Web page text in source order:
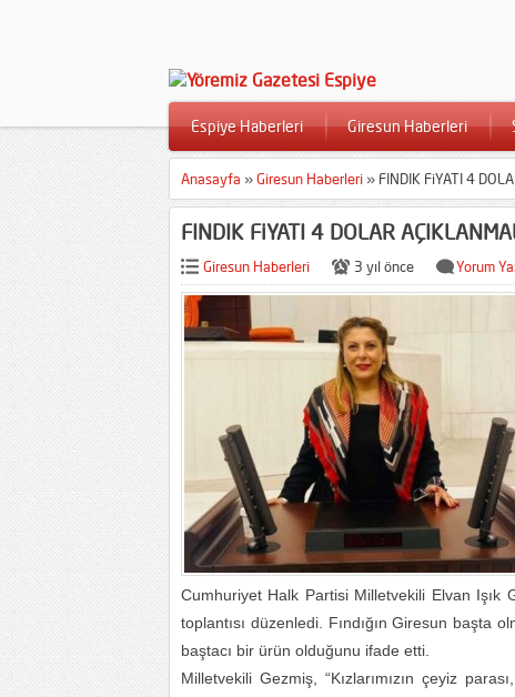
Espiye Haberleri Giresun Haberleri
Anasayfa »Giresun Haberleri » FINDIK FiYATI 4
FINDIK FiYATI 4 DOLAR
Giresun Haberleri 3 yıl önce Yorum
Cumhuriyet Halk Partisi Milletvekili Elvan Işık
toplantısı düzenledi. Fındığın Giresun başta
baştacı bir ürün olduğunu ifade etti.
Milletvekili Gezmiş, “Kızlarımızın çeyiz